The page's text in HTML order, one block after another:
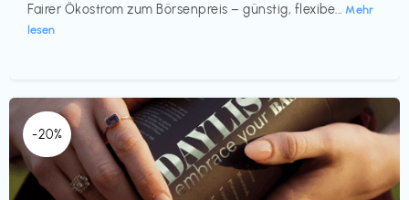
Fairer Ökostrom zum Börsenpreis – günstig, flexibe... Mehr
lesen
-20%